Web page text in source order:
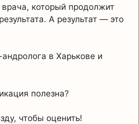
который продолжит
А результат — это
в Харькове и
полезна?
чтобы оценить!